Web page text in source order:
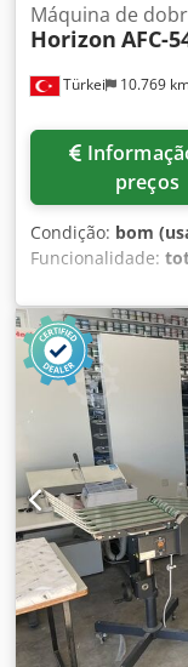
Türkei 10.769
Máquina de
Horizon AFC-
preços
Condição: bom
Funcionalidade:
Chsdpfx Asfh
eletrónico